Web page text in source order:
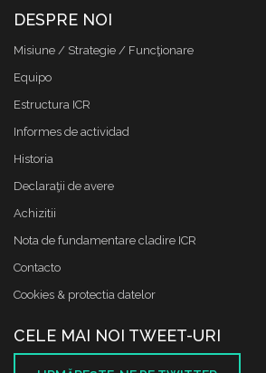
DESPRE NOI
Misiune / Strategie / Funcţionare
Equipo
Estructura ICR
Informes de actividad
Historia
Declaraţii de avere
Achizitii
Nota de fundamentare cladire ICR
Contacto
Cookies & protectia datelor
CELE MAI NOI TWEET-URI